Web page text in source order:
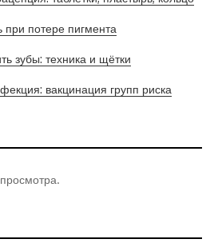
при потере пигмента
зубы: техника и щётки
вакцинация групп риска